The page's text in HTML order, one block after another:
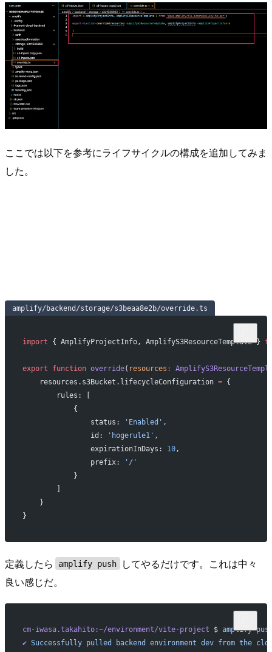
ここでは以下を参考にライフサイクルの構成を追加してみま
した。
amplify/backend/storage/s3beaa8e2b/override.ts
import { AmplifyProjectInfo, AmplifyS3ResourceTemplate }
export function override( resources :
    resources.s3Bucket.lifecycleConfiguration
= {
        rules: [
            {
                status:
'Enabled' ,
                id:
'hogerule1' ,
                expirationInDays:
10,
                prefix:
'/'
            }
        ]
    }
}
定義したら amplify push
してやるだけです。これは中々
良い感じだ。
cm-iwasa.takahito:~/environment/vite-project $ amplify
✔ Successfully pulled backend environment dev from the